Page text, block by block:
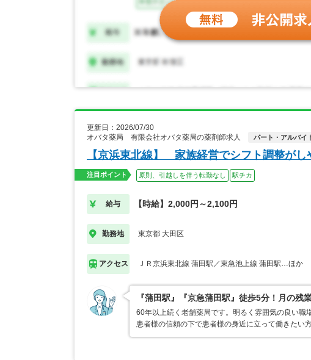
更新日：2026/07/30
オバタ薬局 有限会社オバタ薬局の薬剤師求人
パート・アルバイ
【京浜東北線】 家族経営でシフト調整がし
注目ポイント 原則、引越しを伴う転勤なし 駅チカ
給与 【時給】2,000円～2,100円
勤務地 東京都 大田区
アクセス ＪＲ京浜東北線 蒲田駅／東急池上線 蒲田駅…ほか
『蒲田駅』『京急蒲田駅』徒歩5分！月の残
60年以上続く老舗薬局です。明るく雰囲気の良い
患者様の信頼の下で患者様の身近に立って働きた